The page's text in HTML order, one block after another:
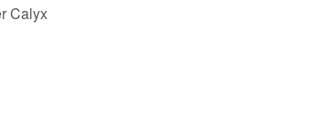
Calyx